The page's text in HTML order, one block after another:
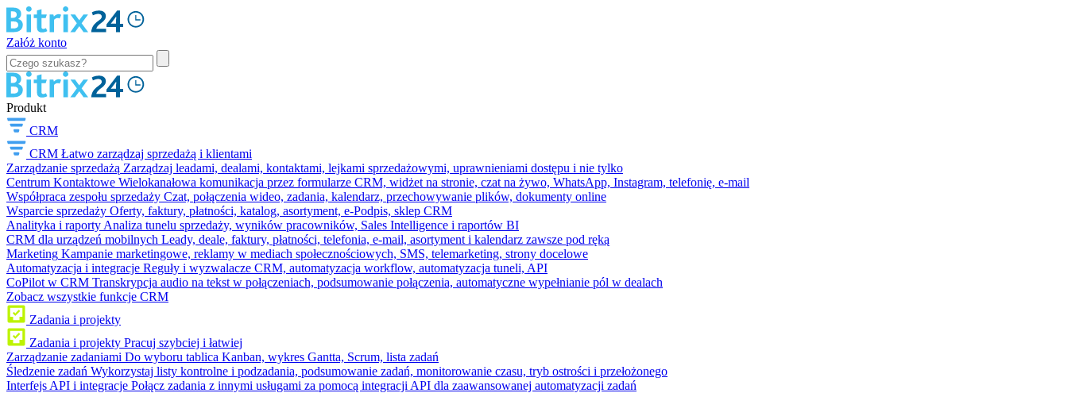
Załóż konto
Produkt
CRM
CRM Łatwo zarządzaj sprzedażą i klientami
Zarządzanie sprzedażą Zarządzaj leadami, dealami, kontaktami, lejkami sprzedażowymi, uprawnieniami dostępu i nie tylko
Centrum Kontaktowe Wielokanałowa komunikacja przez formularze CRM, widżet na stronie, czat na żywo, WhatsApp, Instagram, telefonię, e-mail
Współpraca zespołu sprzedaży Czat, połączenia wideo, zadania, kalendarz, przechowywanie plików, dokumenty online
Wsparcie sprzedaży Oferty, faktury, płatności, katalog, asortyment, e-Podpis, sklep CRM
Analityka i raporty Analiza tunelu sprzedaży, wyników pracowników, Sales Intelligence i raportów BI
CRM dla urządzeń mobilnych Leady, deale, faktury, płatności, telefonia, e-mail, asortyment i kalendarz zawsze pod ręką
Marketing Kampanie marketingowe, reklamy w mediach społecznościowych, SMS, telemarketing, strony docelowe
Automatyzacja i integracje Reguły i wyzwalacze CRM, automatyzacja workflow, automatyzacja tuneli, API
CoPilot w CRM Transkrypcja audio na tekst w połączeniach, podsumowanie połączenia, automatyczne wypełnianie pól w dealach
Zobacz wszystkie funkcje CRM
Zadania i projekty
Zadania i projekty Pracuj szybciej i łatwiej
Zarządzanie zadaniami Do wyboru tablica Kanban, wykres Gantta, Scrum, lista zadań
Śledzenie zadań Wykorzystaj listy kontrolne i podzadania, podsumowanie zadań, monitorowanie czasu, tryb ostrości i przełożonego
Interfejs API i integracje Połącz zadania z innymi usługami za pomocą integracji API dla zaawansowanej automatyzacji zadań